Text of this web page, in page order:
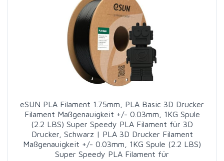
eSUN PLA Filament 1.75mm, PLA Basic 3D Drucker
Filament Maßgenauigkeit +/- 0.03mm, 1KG Spule
(2.2 LBS) Super Speedy PLA Filament für 3D
Drucker, Schwarz | PLA 3D Drucker Filament
Maßgenauigkeit +/- 0.03mm, 1KG Spule (2.2 LBS)
Super Speedy PLA Filament für